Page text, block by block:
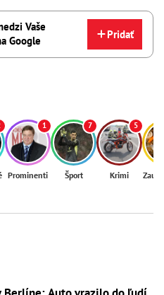
Vaše
Google
Pridať
1
Prominenti
7
Šport
5
Krimi